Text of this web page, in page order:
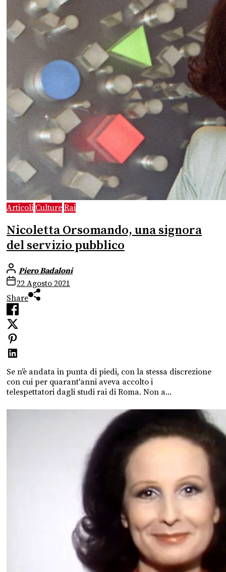
Articoli Culture Rai
Nicoletta Orsomando, una signora
del servizio pubblico
Piero Badaloni
22 Agosto 2021
Share
Se n'è andata in punta di piedi, con la stessa discrezione
con cui per quarant'anni aveva accolto i
telespettatori dagli studi rai di Roma. Non a...